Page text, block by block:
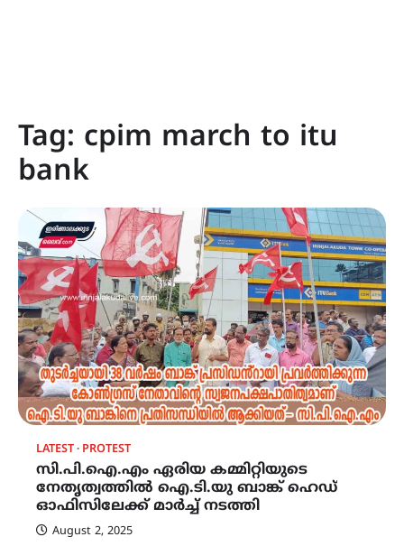
Tag: cpim march to itu
bank
LATEST PROTEST
സി.പി.ഐ.എം ഏരിയ കമ്മിറ്റിയുടെ
നേതൃത്വത്തിൽ ഐ.ടി.യു ബാങ്ക് ഹെഡ്
ഓഫിസിലേക്ക് മാർച്ച് നടത്തി
August 2, 2025